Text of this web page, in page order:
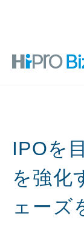
IPOを
を強化
ェーズ